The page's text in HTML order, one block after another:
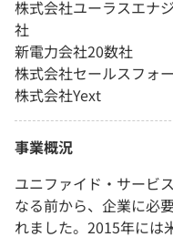
株式会社ユーラスエナ
社
新電力会社20数社
株式会社セールスフォ
株式会社Yext
事業概況
ユニファイド・サービ
なる前から、企業に必
れました。2015年には